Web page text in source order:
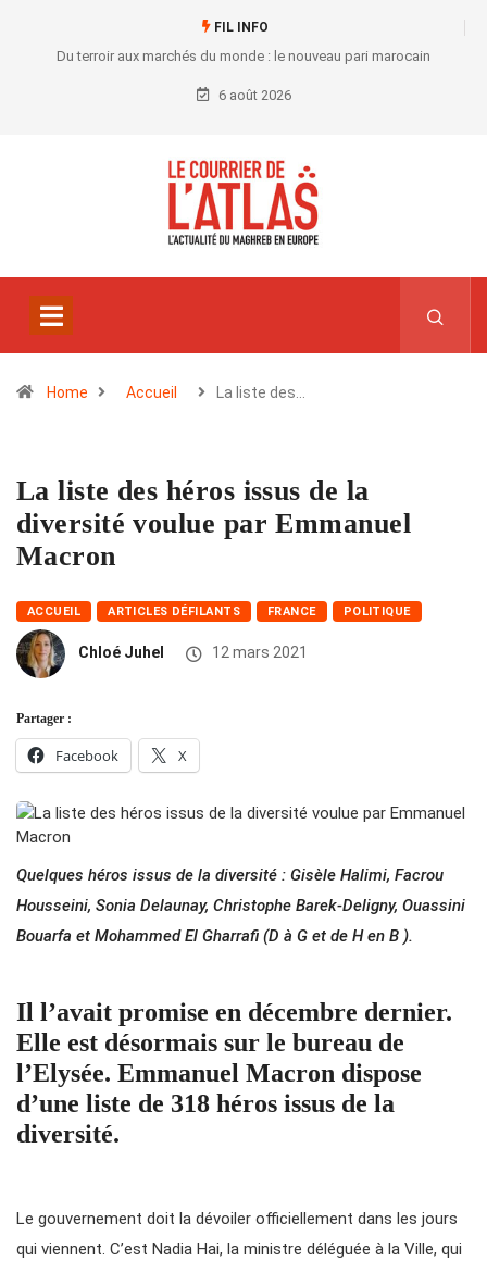
FIL INFO
Du terroir aux marchés du monde : le nouveau pari marocain
6 août 2026
Home Accueil La liste des…
La liste des héros issus de la
diversité voulue par Emmanuel
Macron
ACCUEIL ARTICLES DÉFILANTS FRANCE POLITIQUE
Chloé Juhel 12 mars 2021
Partager :
Facebook X
Quelques héros issus de la diversité : Gisèle Halimi, Facrou
Housseini, Sonia Delaunay, Christophe Barek-Deligny, Ouassini
Bouarfa et Mohammed El Gharrafi (D à G et de H en B ).
Il l’avait promise en décembre dernier.
Elle est désormais sur le bureau de
l’Elysée. Emmanuel Macron dispose
d’une liste de 318 héros issus de la
diversité.
Le gouvernement doit la dévoiler officiellement dans les jours
qui viennent. C’est Nadia Hai, la ministre déléguée à la Ville, qui